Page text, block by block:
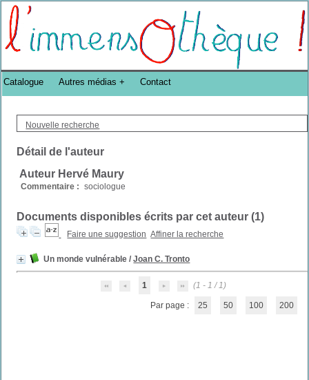
Bibliothèque DoucheFLUX Bibliotheek -->
Nouvelle recherche
Détail de l'auteur
Auteur Hervé Maury
Commentaire : sociologue
Documents disponibles écrits par cet auteur (1)
Faire une suggestion Affiner la recherche
Un monde vulnérable /Joan C. Tronto
1 (1 - 1 / 1)
Par page : 25 50 100 200
Catalogue Autres médias Contact